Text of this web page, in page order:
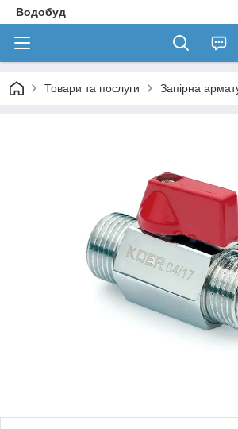
Водобуд
Товари та послуги Запірна